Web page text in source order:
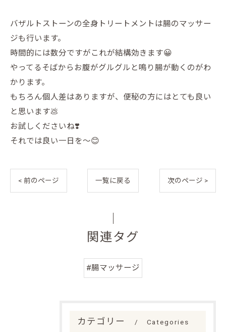
バザルトストーンの全身トリートメントは腸のマッサー
ジも行います。
時間的には数分ですがこれが結構効きます😀
やってるそばからお腹がグルグルと鳴り腸が動くのがわ
かります。
もちろん個人差はありますが、便秘の方にはとても良い
と思います💩
お試しくださいね❣️
それでは良い一日を〜😊
< 前のページ 一覧に戻る 次のページ >
関連タグ
#腸マッサージ
カテゴリー Categories